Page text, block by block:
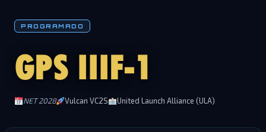
PROGRAMADO
GPS IIIF-1
NET 2028 Vulcan VC2S United Launch Alliance (ULA)